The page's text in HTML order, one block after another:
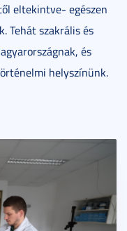
eltekintve- egészen
Tehát szakrális és
és
helyszínünk.